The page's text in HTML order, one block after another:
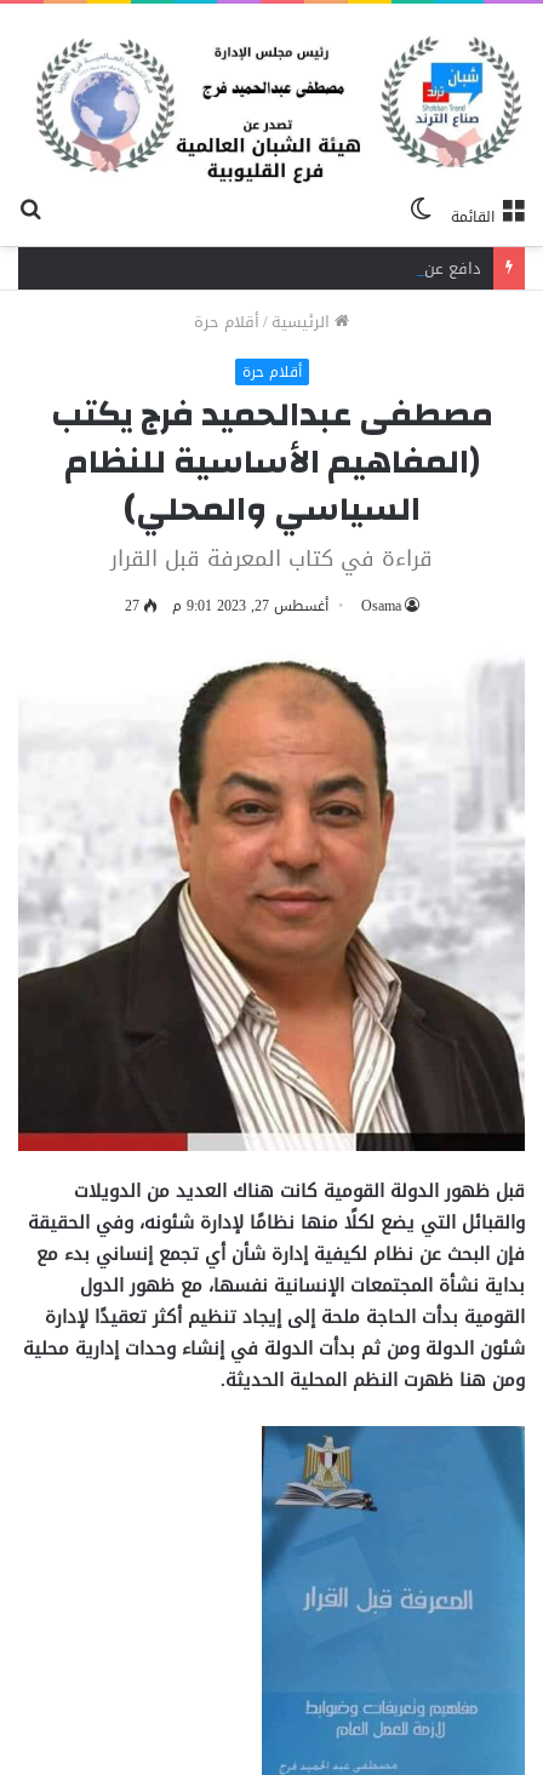
القائمة
المظلم
الرئيسية/أقلام حرة
أقلام حرة
مصطفى عبدالحميد فرج يكتب
(المفاهيم الأساسية للنظام
السياسي والمحلي)
قراءة في كتاب المعرفة قبل القرار
Osama أغسطس 27, 2023 9:01 م 27
قبل ظهور الدولة القومية كانت هناك العديد من الدويلات
والقبائل التي يضع لكلًا منها نظامًا لإدارة شئونه، وفي الحقيقة
فإن البحث عن نظام لكيفية إدارة شأن أي تجمع إنساني بدء مع
بداية نشأة المجتمعات الإنسانية نفسها، مع ظهور الدول
القومية بدأت الحاجة ملحة إلى إيجاد تنظيم أكثر تعقيدًا لإدارة
شئون الدولة ومن ثم بدأت الدولة في إنشاء وحدات إدارية محلية
ومن هنا ظهرت النظم المحلية الحديثة.